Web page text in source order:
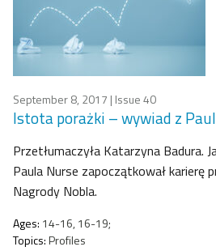
September 8, 2017 | Issue 40
Istota porażki – wywiad z
Przetłumaczyła Katarzyna Badura.
Paula Nurse zapoczątkował karierę
Nagrody Nobla.
Ages: 14-16, 16-19;
Topics:Profiles